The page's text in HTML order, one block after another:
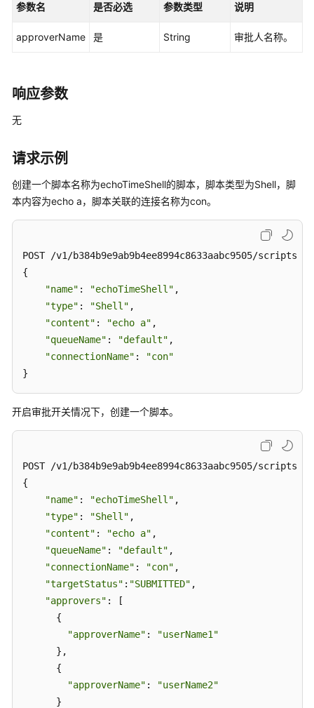
权
SDK
常
见
问
频
帮
载
通
用
产
参数名 是否必选 参数类型 说明
approverName 是 String 审批人名称。
响应参数
无
请求示例
创建一个脚本名称为echoTimeShell的脚本，脚本类型为Shell，脚
本内容为echo a，脚本关联的连接名称为con。
POST /v1/b384b9e9ab9b4ee8994c8633aabc9505/scripts
{
"name" : "echoTimeShell" ,
"type" : "Shell" ,
"content" : "echo a" ,
"queueName" : "default" ,
"connectionName" :
"con"
}
开启审批开关情况下，创建一个脚本。
POST /v1/b384b9e9ab9b4ee8994c8633aabc9505/scripts
{
"name" : "echoTimeShell" ,
"type" : "Shell" ,
"content" : "echo a" ,
"queueName" : "default" ,
"connectionName" : "con" ,
"targetStatus" : "SUBMITTED" ,
"approvers" : [
      {
"approverName" :
"userName1"
      },
      {
"approverName" :
"userName2"
      }